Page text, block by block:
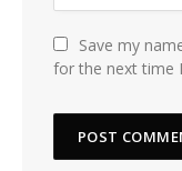
Save my
for the next time